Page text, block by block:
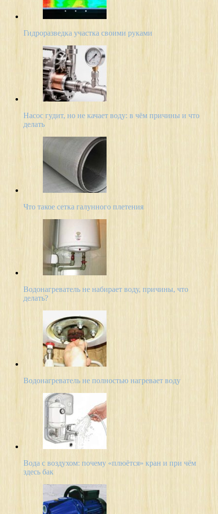
Гидроразведка участка своими руками
Насос гудит, но не качает воду: в чём причины и что
делать
Что такое сетка галунного плетения
Водонагреватель не набирает воду, причины, что
делать?
Водонагреватель не полностью нагревает воду
Вода с воздухом: почему «плюётся» кран и при чём
здесь бак